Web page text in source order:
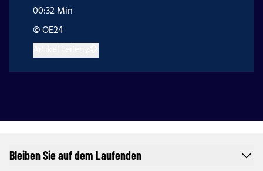
00:32 Min
© OE24
Bleiben Sie auf dem Laufenden